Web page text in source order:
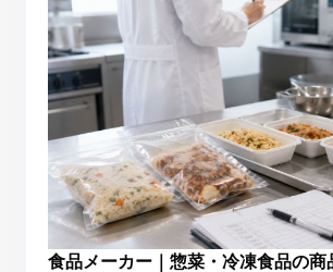
食品メーカー｜惣菜・冷凍食品の商